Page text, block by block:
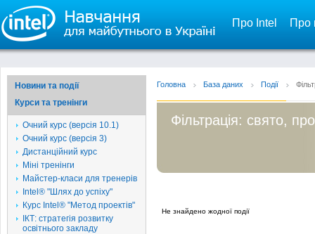
Про Intel Про
Новини та події
Курси та тренінги
Очний курс (версія 10.1)
Очний курс (версія 3)
Дистанційний курс
Міні тренінги
Майстер-класи для тренерів
Intel® "Шлях до успіху"
Курс Intel® "Метод проектів"
ІКТ: стратегія розвитку
освітнього закладу
Головна База даних Події
Фільтрація: свято,
Не знайдено жодної події